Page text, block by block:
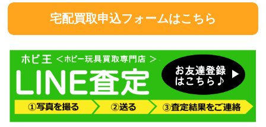
宅配買取申込フォームはこちら